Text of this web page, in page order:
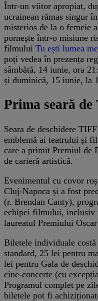
Într-un viitor apropiat,
ucrainean rămas singur
misterios de la o femeie
pornește într-o misiune
filmului Tu ești lumea
poți vedea în prezența
sâmbătă, 14 iunie, ora
și duminică, 15 iunie, la
Prima seară
Seara de deschidere
emblemă ai teatrului și
care a primit Premiul de
de carieră artistică.
Evenimentul cu covor
Cluj-Napoca și a fost
(r. Brendan Canty),
echipei filmului, inclusiv
laureatul Premiului
Biletele individuale
standard, 25 lei pentru
lei pentru Gala de
cine-concerte (cu
Programul complet pe
biletele pot fi